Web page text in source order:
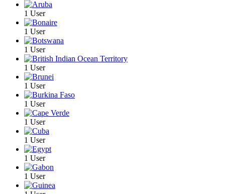
1 User
1 User
1 User
1 User
1 User
1 User
1 User
1 User
1 User
1 User